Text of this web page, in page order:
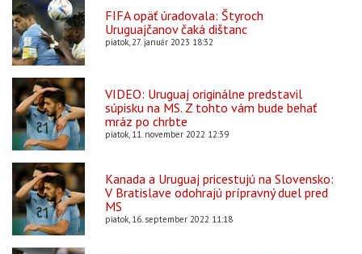
FIFA opäť úradovala: Štyroch
Uruguajčanov čaká dištanc
piatok, 27. január 2023 18:32
VIDEO: Uruguaj originálne predstavil
súpisku na MS. Z tohto vám bude behať
mráz po chrbte
piatok, 11. november 2022 12:39
Kanada a Uruguaj pricestujú na Slovensko:
V Bratislave odohrajú prípravný duel pred
MS
piatok, 16. september 2022 11:18